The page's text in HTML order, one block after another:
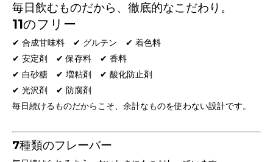
毎日飲むものだから、徹底的なこだわり。
11のフリー
✔ 合成甘味料 ✔ グルテン ✔ 着色料
✔ 安定剤 ✔ 保存料 ✔ 香料
✔ 白砂糖 ✔ 増粘剤 ✔ 酸化防止剤
✔ 光沢剤 ✔ 防腐剤
毎日続けるものだからこそ、余計なものを使わない設計です。
7種類のフレーバー